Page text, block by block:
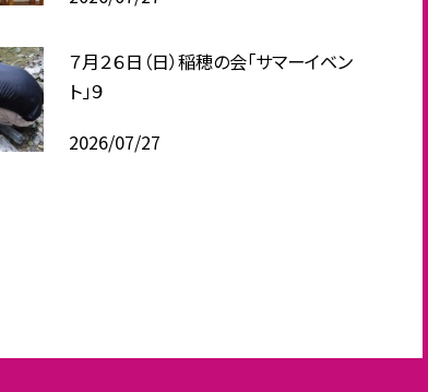
７月２６日（日）稲穂の会「サマーイベン
ト」９
2026/07/27